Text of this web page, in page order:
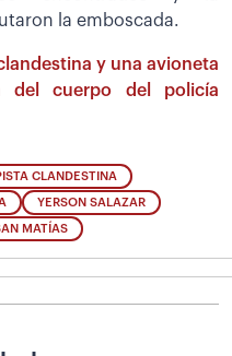
la emboscada.
y una avioneta
del cuerpo del policía
CLANDESTINA
YERSON SALAZAR
MATÍAS